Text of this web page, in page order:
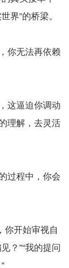
界”的桥梁。
你无法再依赖
这逼迫你调动
理解，去灵活
过程中，你会
你开始审视自
？”“我的提问